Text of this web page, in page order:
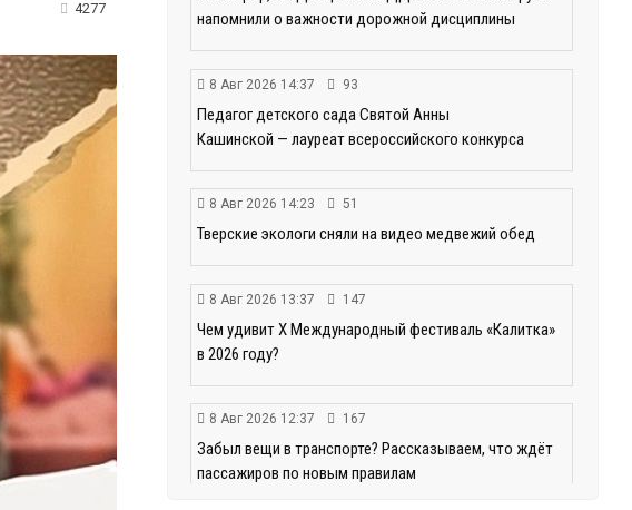
4277
напомнили о важности дорожной дисциплины
8 Авг 2026 14:37 93
Педагог детского сада Святой Анны
Кашинской — лауреат всероссийского конкурса
8 Авг 2026 14:23 51
Тверские экологи сняли на видео медвежий обед
8 Авг 2026 13:37 147
Чем удивит X Международный фестиваль «Калитка»
в 2026 году?
8 Авг 2026 12:37 167
Забыл вещи в транспорте? Рассказываем, что ждёт
пассажиров по новым правилам